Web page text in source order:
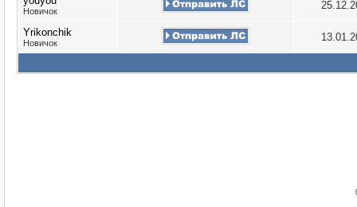
Новичок
Yrikonchik
Новичок